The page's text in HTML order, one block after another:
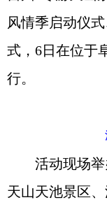
风情季启动仪
式，6日在位于
行。
活动现场举办
天山天池景区